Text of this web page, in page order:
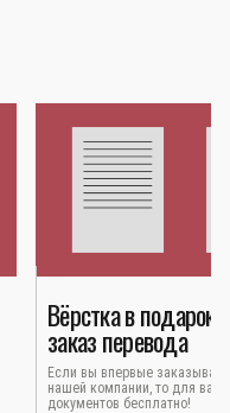
Вёрстка в подарок
заказ перевода
Если вы впервые
нашей компании, то для вас
документов бесплатно!